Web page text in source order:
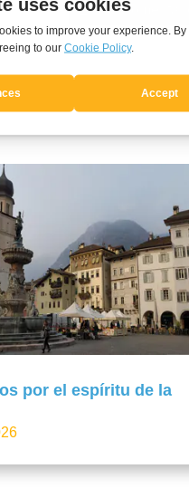
Enviar comentario
por el espíritu de la